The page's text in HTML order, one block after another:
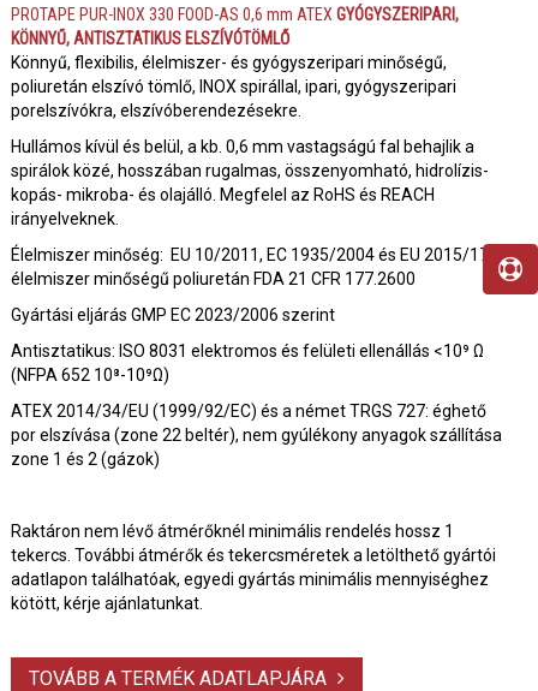
PROTAPE PUR-INOX 330 FOOD-AS 0,6 mm ATEX GYÓGYSZERIPARI,
KÖNNYŰ, ANTISZTATIKUS ELSZÍVÓTÖMLŐ
Könnyű, flexibilis, élelmiszer- és gyógyszeripari minőségű,
poliuretán elszívó tömlő, INOX spirállal, ipari, gyógyszeripari
porelszívókra, elszívóberendezésekre.
Hullámos kívül és belül, a kb. 0,6 mm vastagságú fal behajlik a
spirálok közé, hosszában rugalmas, összenyomható, hidrolízis-
kopás- mikroba- és olajálló. Megfelel az RoHS és REACH
irányelveknek.
Élelmiszer minőség: EU 10/2011, EC 1935/2004 és EU 2015/174,
élelmiszer minőségű poliuretán FDA 21 CFR 177.2600
Gyártási eljárás GMP EC 2023/2006 szerint
Antisztatikus: ISO 8031 elektromos és felületi ellenállás <10⁹ Ω
(NFPA 652 10⁸-10⁹Ω)
ATEX 2014/34/EU (1999/92/EC) és a német TRGS 727: éghető
por elszívása (zone 22 beltér), nem gyúlékony anyagok szállítása
zone 1 és 2 (gázok)
Raktáron nem lévő átmérőknél minimális rendelés hossz 1
tekercs. További átmérők és tekercsméretek a letölthető gyártói
adatlapon találhatóak, egyedi gyártás minimális mennyiséghez
kötött, kérje ajánlatunkat.
TOVÁBB A TERMÉK ADATLAPJÁRA